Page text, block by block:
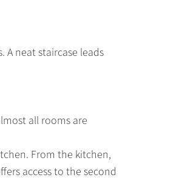
neat staircase leads
all rooms are
From the kitchen,
access to the second